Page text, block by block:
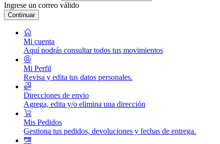
Ingrese un correo válido
Continuar
Mi cuenta
Aquí podrás consultar todos tus movimientos
Mi Perfil
Revisa y edita tus datos personales.
Direcciones de envio
Agrega, edita y/o elimina una dirección
Mis Pedidos
Gestiona tus pedidos, devoluciones y fechas de entrega.